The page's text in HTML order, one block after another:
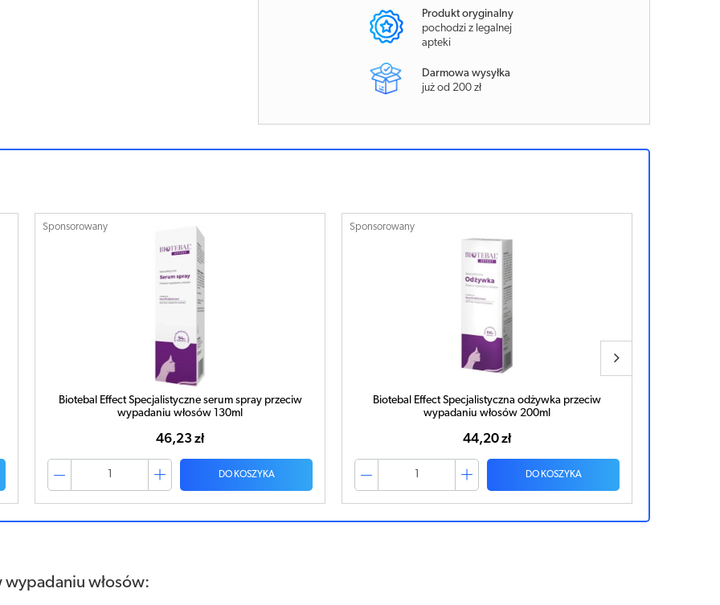
Produkt oryginalny
pochodzi z legalnej
apteki
Darmowa wysyłka
już od 200 zł
Sponsorowany
Biotebal Effect Specjalistyczna odżywka przeciw
wypadaniu włosów 200ml
44,20 zł
DO KOSZYKA
Sponsorowany
Biotebal Effect Specjalistyczny szampon przeciw
wypadaniu włosów 200ml
41,37 zł
DO KOSZYKA
wypadaniu włosów: